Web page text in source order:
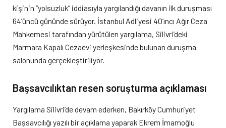
kişinin “yolsuzluk” iddiasıyla yargılandığı davanın ilk duruşması
64’üncü gününde sürüyor. İstanbul Adliyesi 40’ıncı Ağır Ceza
Mahkemesi tarafından yürütülen yargılama, Silivri’deki
Marmara Kapalı Cezaevi yerleşkesinde bulunan duruşma
salonunda gerçekleştiriliyor.
Başsavcılıktan resen soruşturma açıklaması
Yargılama Silivri’de devam ederken, Bakırköy Cumhuriyet
Başsavcılığı yazılı bir açıklama yaparak Ekrem İmamoğlu